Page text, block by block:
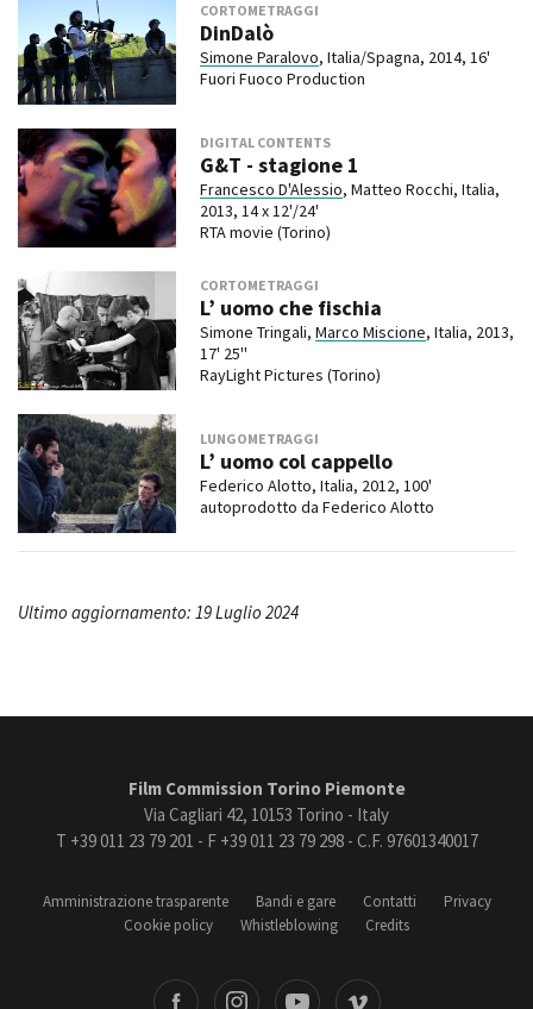
CORTOMETRAGGI
DinDalò
Simone Paralovo, Italia/Spagna, 2014, 16'
Fuori Fuoco Production
DIGITAL CONTENTS
G&T - stagione 1
Francesco D'Alessio, Matteo Rocchi, Italia,
2013, 14 x 12'/24'
RTA movie (Torino)
CORTOMETRAGGI
L’ uomo che fischia
Simone Tringali, Marco Miscione, Italia, 2013,
17' 25''
RayLight Pictures (Torino)
LUNGOMETRAGGI
L’ uomo col cappello
Federico Alotto, Italia, 2012, 100'
autoprodotto da Federico Alotto
Ultimo aggiornamento: 19 Luglio 2024
Film Commission Torino Piemonte
Via Cagliari 42, 10153 Torino - Italy
T +39 011 23 79 201 - F +39 011 23 79 298 - C.F. 97601340017
Amministrazione trasparente Bandi e gare Contatti
Privacy
Cookie policy
Whistleblowing Credits
Vimeo